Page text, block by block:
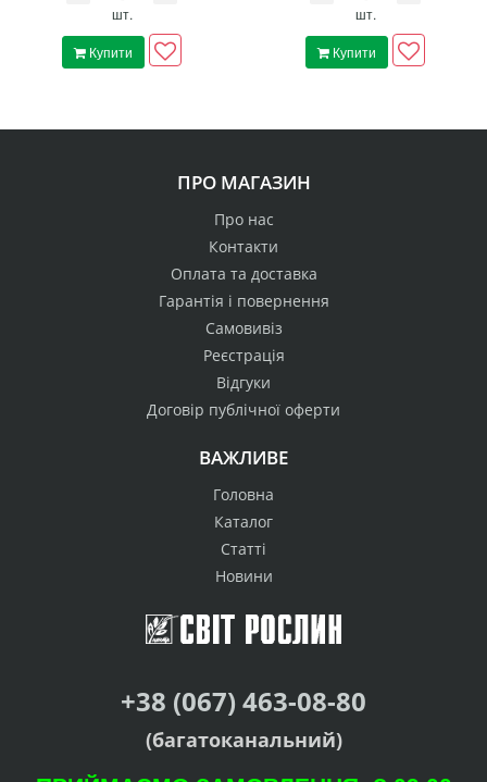
шт.
Купити
шт.
Купити
ПРО МАГАЗИН
Про нас
Контакти
Оплата та доставка
Гарантія і повернення
Самовивіз
Реєстрація
Відгуки
Договір публічної оферти
ВАЖЛИВЕ
Головна
Каталог
Статті
Новини
+38 (067) 463-08-80
(багатоканальний)